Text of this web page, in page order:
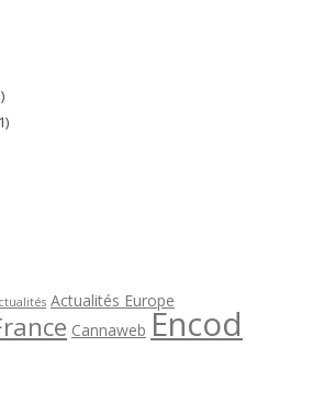
Actualités Europe
Cannaweb Encod